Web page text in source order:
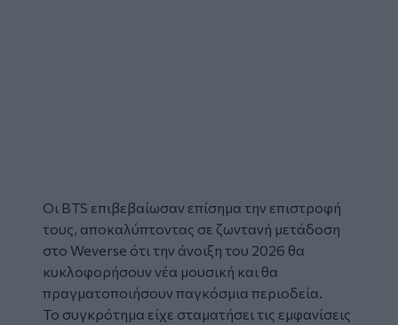
Οι BTS επιβεβαίωσαν επίσημα την επιστροφή
τους, αποκαλύπτοντας σε ζωντανή μετάδοση
στο Weverse ότι την άνοιξη του 2026 θα
κυκλοφορήσουν νέα μουσική και θα
πραγματοποιήσουν παγκόσμια περιοδεία.
Το συγκρότημα είχε σταματήσει τις εμφανίσεις